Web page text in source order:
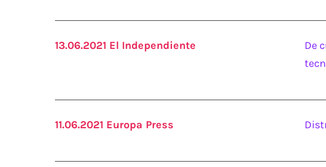
13.06.2021 El Independiente
De
11.06.2021 Europa Press